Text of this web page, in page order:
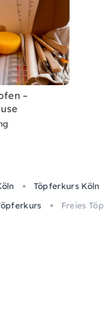
–
Töpferkurs Köln
Freies